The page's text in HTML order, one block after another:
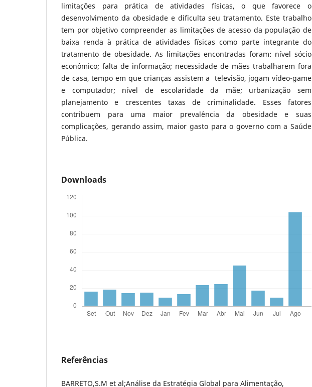
limitações para prática de atividades físicas, o que favorece o
desenvolvimento da obesidade e dificulta seu tratamento. Este trabalho
tem por objetivo compreender as limitações de acesso da população de
baixa renda à prática de atividades físicas como parte integrante do
tratamento de obesidade. As limitações encontradas foram: nível sócio
econômico; falta de informação; necessidade de mães trabalharem fora
de casa, tempo em que crianças assistem a televisão, jogam vídeo-game
e computador; nível de escolaridade da mãe; urbanização sem
planejamento e crescentes taxas de criminalidade. Esses fatores
contribuem para uma maior prevalência da obesidade e suas
complicações, gerando assim, maior gasto para o governo com a Saúde
Pública.
Downloads
Referências
BARRETO,S.M et al;Análise da Estratégia Global para Alimentação,